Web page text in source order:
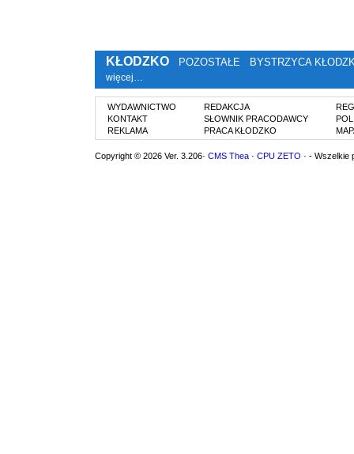
KŁODZKO POZOSTAŁE BYSTRZYCA
więcej…
WYDAWNICTWO
KONTAKT
REKLAMA
REDAKCJA
SŁOWNIK PRACODAWCY
PRACA KŁODZKO
Copyright © 2026 Ver. 3.206· CMS Thea · CPU ZETO · - Wszelkie